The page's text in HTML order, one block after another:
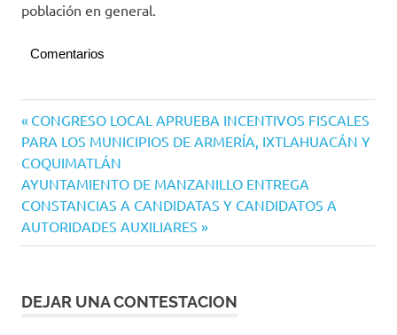
población en general.
Comentarios
Navegación
de
entradas
Entrada
anterior:
CONGRESO LOCAL APRUEBA INCENTIVOS FISCALES
PARA LOS MUNICIPIOS DE ARMERÍA, IXTLAHUACÁN Y
COQUIMATLÁN
Siguiente
entrada:
AYUNTAMIENTO DE MANZANILLO ENTREGA
CONSTANCIAS A CANDIDATAS Y CANDIDATOS A
AUTORIDADES AUXILIARES
DEJAR UNA CONTESTACION